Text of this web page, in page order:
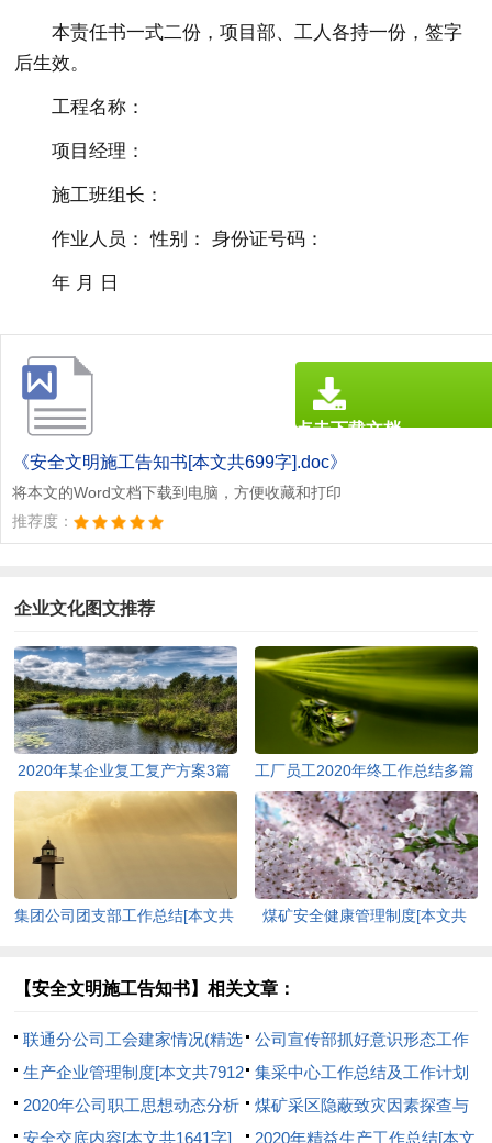
本责任书一式二份，项目部、工人各持一份，签字
后生效。
工程名称：
项目经理：
施工班组长：
作业人员： 性别： 身份证号码：
年 月 日
《安全文明施工告知书[本文共699字].doc》
将本文的Word文档下载到电脑，方便收藏和打印
推荐度：
点击下载文档
文档为doc格式
企业文化图文推荐
2020年某企业复工复产方案3篇
稿汇编[本文共1699字]
工厂员工2020年终工作总结多篇
[本文共6897字]
集团公司团支部工作总结[本文共
煤矿安全健康管理制度[本文共
【安全文明施工告知书】相关文章：
联通分公司工会建家情况(精选
多篇)[本文共8183字]
公司宣传部抓好意识形态工作
凝聚安全稳定合力[本文共1671
字]
生产企业管理制度[本文共7912
字]
集采中心工作总结及工作计划
[本文共1662字]
2020年公司职工思想动态分析
报告[本文共1108字]
煤矿采区隐蔽致灾因素探查与
分析项目[本文共921字]
安全交底内容[本文共1641字] 2020年精益生产工作总结[本文